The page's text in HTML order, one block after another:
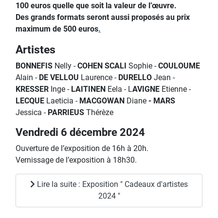
100 euros quelle que soit la valeur de l’œuvre.
Des grands formats seront aussi proposés au prix
maximum de 500 euros.
Artistes
BONNEFIS Nelly -COHEN SCALI Sophie -COULOUME
Alain - DE VELLOU Laurence - DURELLO Jean -
KRESSER Inge - LAITINEN Eela - LAVIGNE Etienne -
LECQUE Laeticia - MACGOWAN Diane - MARS
Jessica -PARRIEUS Thérèze
Vendredi 6 décembre 2024
Ouverture de l’exposition de 16h à 20h.
Vernissage de l’exposition à 18h30.
Lire la suite : Exposition " Cadeaux d'artistes
2024 "